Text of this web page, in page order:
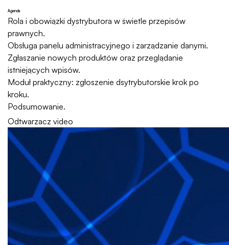
Agenda
Rola i obowiązki dystrybutora w świetle przepisów
prawnych.
Obsługa panelu administracyjnego i zarządzanie danymi.
Zgłaszanie nowych produktów oraz przeglądanie
istniejących wpisów.
Moduł praktyczny: zgłoszenie dsytrybutorskie krok po
kroku.
Podsumowanie.
Odtwarzacz video